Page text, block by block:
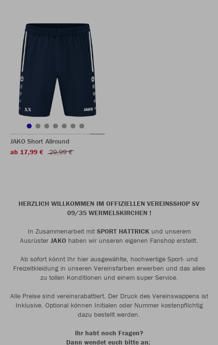
JAKO Short Allround
ab 17,99 €
29,99 €
HERZLICH WILLKOMMEN IM OFFIZIELLEN VEREINSSHOP SV
09/35 WERMELSKIRCHEN !
In Zusammenarbeit mit SPORT HATTRICKund unserem
Ausrüster JAKO haben wir unseren eigenen Fanshop erstellt.
Ab sofort könnt Ihr hier ausgewählte, hochwertige Sport- und
Freizeitkleidung in unseren Vereinsfarben erwerben und das alles
zu tollen Konditionen und einem super Service.
Alle Preise sind vereinsrabattiert. Der Druck des Vereinswappens ist
Inklusive. Optional können Initialen oder Nummer kostenpflichtig
dazu bestellt werden.
Ihr habt noch Fragen?
Dann wendet euch bitte an: